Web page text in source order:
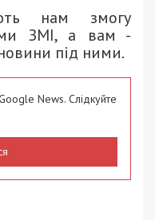
нам змогу
ЗМІ, а вам -
під ними.
News. Слідкуйте